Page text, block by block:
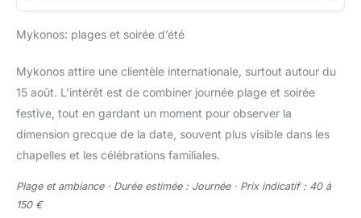
Mykonos: plages et soirée d’été
Mykonos attire une clientèle internationale, surtout autour du
15 août. L’intérêt est de combiner journée plage et soirée
festive, tout en gardant un moment pour observer la
dimension grecque de la date, souvent plus visible dans les
chapelles et les célébrations familiales.
Plage et ambiance · Durée estimée : Journée · Prix indicatif : 40 à
150 €